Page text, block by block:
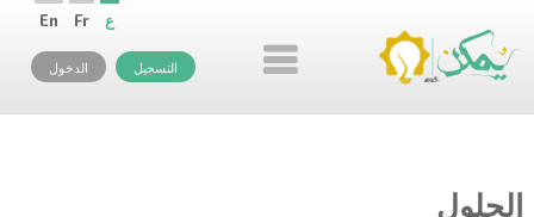
En Fr ع
التسجيل الدخول
الحلول